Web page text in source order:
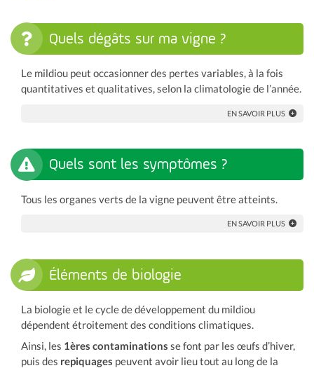
Quels dégâts sur ma vigne ?
Le mildiou peut occasionner des pertes variables, à la fois
quantitatives et qualitatives, selon la climatologie de l’année.
EN SAVOIR PLUS
Quels sont les symptômes ?
Tous les organes verts de la vigne peuvent être atteints.
EN SAVOIR PLUS
Éléments de biologie
La biologie et le cycle de développement du mildiou
dépendent étroitement des conditions climatiques.
Ainsi, les 1ères contaminations se font par les œufs d’hiver,
puis des repiquages peuvent avoir lieu tout au long de la